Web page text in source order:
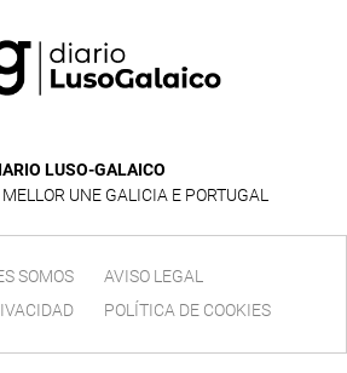
LUSO-GALAICO
UNE GALICIA E PORTUGAL
SOMOS
AVISO LEGAL
POLÍTICA DE COOKIES